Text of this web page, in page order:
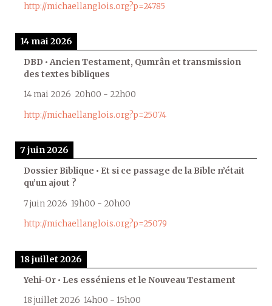
http://michaellanglois.org?p=24785
14 mai 2026
DBD • Ancien Testament, Qumrân et transmission
des textes bibliques
14 mai 2026 20h00 - 22h00
http://michaellanglois.org?p=25074
7 juin 2026
Dossier Biblique • Et si ce passage de la Bible n’était
qu’un ajout ?
7 juin 2026 19h00 - 20h00
http://michaellanglois.org?p=25079
18 juillet 2026
Yehi-Or • Les esséniens et le Nouveau Testament
18 juillet 2026 14h00 - 15h00